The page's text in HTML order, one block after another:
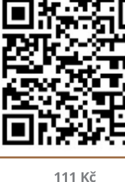
111 Kč